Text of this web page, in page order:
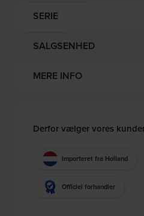
SERIE
SALGSENHED
MERE INFO
Derfor vælger vores
Importeret fra Holland
Officiel forhandler